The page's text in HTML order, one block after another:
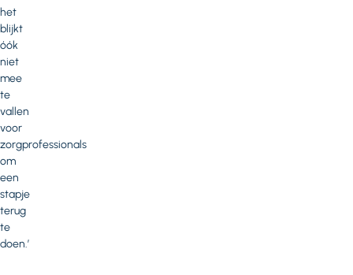
het
blijkt
óók
niet
mee
te
vallen
voor
zorgprofessionals
om
een
stapje
terug
te
doen.’